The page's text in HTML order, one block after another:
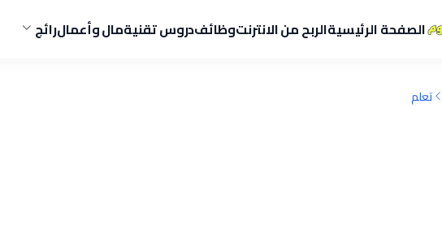
الصفحة الرئيسيةالربح من الانترنتوظائفدروس تقنيةمال وأعمالرائج
تعلم